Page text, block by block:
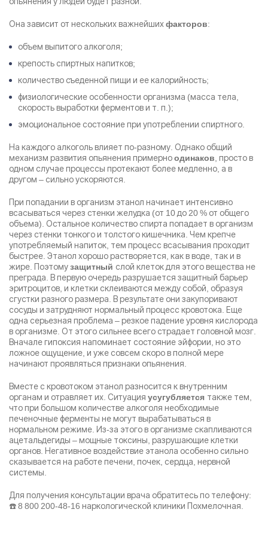
Она зависит от нескольких важнейшихфакторов:
объем выпитого алкоголя;
крепость спиртных напитков;
количество съеденной пищи и ее калорийность;
физиологические особенности организма (масса тела,
скорость выработки ферментов и т. п.);
эмоциональное состояние при употреблении спиртного.
На каждого алкоголь влияет по-разному. Однако общий
механизм развития опьянения примерноодинаков , просто в
одном случае процессы протекают более медленно, а в
другом – сильно ускоряются.
При попадании в организм этанол начинает интенсивно
всасываться через стенки желудка (от 10 до 20 % от общего
объема). Остальное количество спирта попадает в организм
через стенки тонкого и толстого кишечника. Чем крепче
употребляемый напиток, тем процесс всасывания проходит
быстрее. Этанол хорошо растворяется, как в воде, так и в
жире. Поэтомузащитный слой клеток для этого вещества не
преграда. В первую очередь разрушается защитный барьер
эритроцитов, и клетки склеиваются между собой, образуя
сгустки разного размера. В результате они закупоривают
сосуды и затрудняют нормальный процесс кровотока. Еще
одна серьезная проблема – резкое падение уровня кислорода
в организме. От этого сильнее всего страдает головной мозг.
Вначале гипоксия напоминает состояние эйфории, но это
ложное ощущение, и уже совсем скоро в полной мере
начинают проявляться признаки опьянения.
Вместе с кровотоком этанол разносится к внутренним
органам и отравляет их. Ситуация усугубляется также тем,
что при большом количестве алкоголя необходимые
печеночные ферменты не могут вырабатываться в
нормальном режиме. Из-за этого в организме скапливаются
ацетальдегиды – мощные токсины, разрушающие клетки
органов. Негативное воздействие этанола особенно сильно
сказывается на работе печени, почек, сердца, нервной
системы.
Для получения консультации врача обратитесь по телефону:
☎️8 800 200-48-16 наркологической клиники Похмелочная.
Нажимая кнопку я соглашаюсь с
Вызвать специалиста
Результаты поиска (0)
Нажимая кнопку я соглашаюсь сполитикой
конфиденциальностиипользовательским соглашением
Отправить